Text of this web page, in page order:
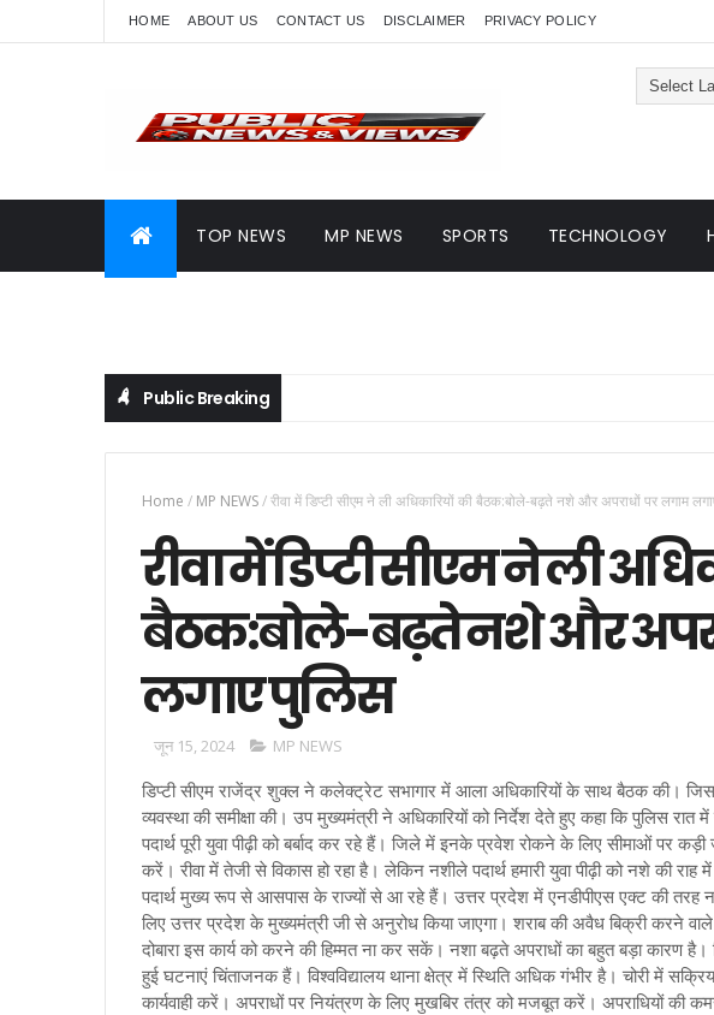
HOME ABOUT US CONTACT US DISCLAIMER PRIVACY POLICY
TOP NEWS MP NEWS SPORTS TECHNOLOGY
Public Breaking
Home / MP NEWS/रीवा में डिप्टी सीएम ने ली अधिकारियों की बैठक:बोले-बढ़ते नशे और अपराधों पर लगाम
रीवा में डिप्टी सीएम ने ली
बैठक:बोले-बढ़ते नशे और
लगाए पुलिस
जून 15, 2024 MP NEWS
डिप्टी सीएम राजेंद्र शुक्ल ने कलेक्ट्रेट सभागार में आला अधिकारियों के साथ बैठक की।
व्यवस्था की समीक्षा की। उप मुख्यमंत्री ने अधिकारियों को निर्देश देते हुए कहा कि पुलिस
पदार्थ पूरी युवा पीढ़ी को बर्बाद कर रहे हैं। जिले में इनके प्रवेश रोकने के लिए सीमाओं पर
करें। रीवा में तेजी से विकास हो रहा है। लेकिन नशीले पदार्थ हमारी युवा पीढ़ी को नशे की
पदार्थ मुख्य रूप से आसपास के राज्यों से आ रहे हैं। उत्तर प्रदेश में एनडीपीएस एक्ट की तरह
लिए उत्तर प्रदेश के मुख्यमंत्री जी से अनुरोध किया जाएगा। शराब की अवैध बिक्री करने
दोबारा इस कार्य को करने की हिम्मत ना कर सकें। नशा बढ़ते अपराधों का बहुत बड़ा कारण है।
हुई घटनाएं चिंताजनक हैं। विश्वविद्यालय थाना क्षेत्र में स्थिति अधिक गंभीर है। चोरी में
कार्यवाही करें। अपराधों पर नियंत्रण के लिए मुखबिर तंत्र को मजबूत करें। अपराधियों की